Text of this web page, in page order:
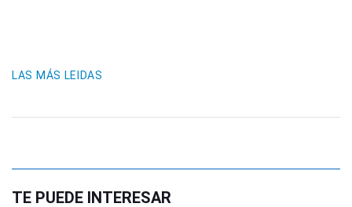
LAS MÁS LEIDAS
TE PUEDE INTERESAR